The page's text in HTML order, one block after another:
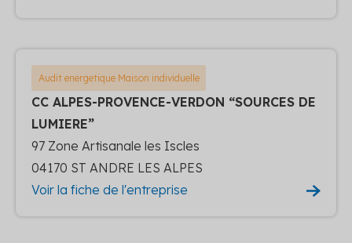
Audit energetique Maison individuelle
CC ALPES-PROVENCE-VERDON “SOURCES DE
LUMIERE”
97 Zone Artisanale les Iscles
04170 ST ANDRE LES ALPES
Voir la fiche de l'entreprise